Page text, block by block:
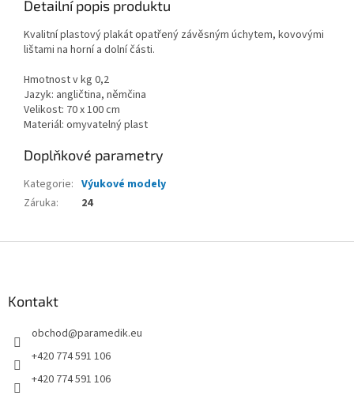
Detailní popis produktu
Kvalitní plastový plakát opatřený závěsným úchytem, kovovými
lištami na horní a dolní části.
Hmotnost v kg 0,2
Jazyk: angličtina, němčina
Velikost: 70 x 100 cm
Materiál: omyvatelný plast
Doplňkové parametry
Kategorie: Výukové modely
Záruka: 24
Kontakt
obchod@paramedik.eu
+420 774 591 106
+420 774 591 106